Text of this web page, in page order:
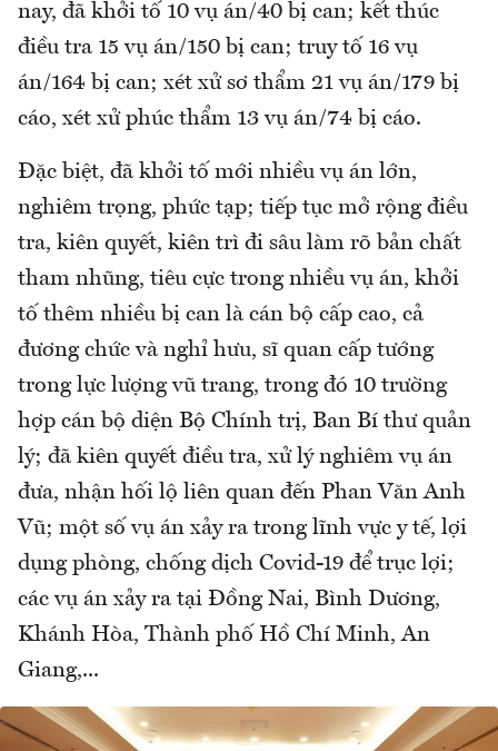
nay, đã khởi tố 10 vụ án/40 bị can; kết thúc
điều tra 15 vụ án/150 bị can; truy tố 16 vụ
án/164 bị can; xét xử sơ thẩm 21 vụ án/179 bị
cáo, xét xử phúc thẩm 13 vụ án/74 bị cáo.
Đặc biệt, đã khởi tố mới nhiều vụ án lớn,
nghiêm trọng, phức tạp; tiếp tục mở rộng điều
tra, kiên quyết, kiên trì đi sâu làm rõ bản chất
tham nhũng, tiêu cực trong nhiều vụ án, khởi
tố thêm nhiều bị can là cán bộ cấp cao, cả
đương chức và nghỉ hưu, sĩ quan cấp tướng
trong lực lượng vũ trang, trong đó 10 trường
hợp cán bộ diện Bộ Chính trị, Ban Bí thư quản
lý; đã kiên quyết điều tra, xử lý nghiêm vụ án
đưa, nhận hối lộ liên quan đến Phan Văn Anh
Vũ; một số vụ án xảy ra trong lĩnh vực y tế, lợi
dụng phòng, chống dịch Covid-19 để trục lợi;
các vụ án xảy ra tại Đồng Nai, Bình Dương,
Khánh Hòa, Thành phố Hồ Chí Minh, An
Giang,...